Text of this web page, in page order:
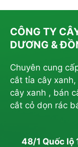
CÔNG TY
DƯƠNG &
Chuyên cung
cắt tỉa cây
cây xanh , bán
cắt cỏ dọn rác
48/1 Quốc lộ